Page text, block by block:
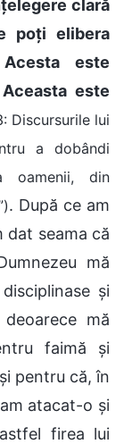
clară
poți elibera
este
este
Discursurile lui
a dobândi
oamenii, din
. După ce am
dat seama că
mă
și
mă
faimă și
pentru că, în
atacat-o și
firea lui